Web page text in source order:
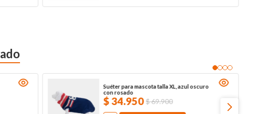
Suéter para mascota talla XL, azul oscuro
con rosado
$34.950 $69.900